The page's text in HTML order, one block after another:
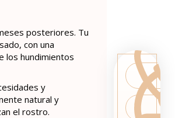
posteriores. Tu
con una
los hundimientos
y
natural y
el rostro.